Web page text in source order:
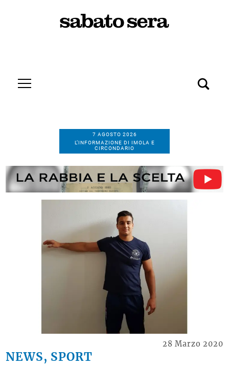
7 AGOSTO 2026
L’INFORMAZIONE DI IMOLA E
CIRCONDARIO
NEWS, SPORT
28 Marzo 2020